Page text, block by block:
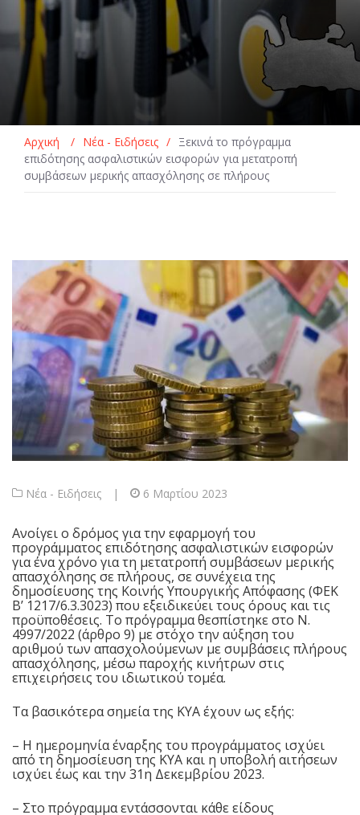
Αρχική / Νέα - Ειδήσεις / Ξεκινά το πρόγραμμα
επιδότησης ασφαλιστικών εισφορών για μετατροπή
συμβάσεων μερικής απασχόλησης σε πλήρους
Νέα - Ειδήσεις | 6 Μαρτίου 2023
Ανοίγει ο δρόμος για την εφαρμογή του
προγράμματος επιδότησης ασφαλιστικών εισφορών
για ένα χρόνο για τη μετατροπή συμβάσεων μερικής
απασχόλησης σε πλήρους, σε συνέχεια της
δημοσίευσης της Κοινής Υπουργικής Απόφασης (ΦΕΚ
Β’ 1217/6.3.3023) που εξειδικεύει τους όρους και τις
προϋποθέσεις. Το πρόγραμμα θεσπίστηκε στο Ν.
4997/2022 (άρθρο 9) με στόχο την αύξηση του
αριθμού των απασχολούμενων με συμβάσεις πλήρους
απασχόλησης, μέσω παροχής κινήτρων στις
επιχειρήσεις του ιδιωτικού τομέα.
Τα βασικότερα σημεία της ΚΥΑ έχουν ως εξής:
– Η ημερομηνία έναρξης του προγράμματος ισχύει
από τη δημοσίευση της ΚΥΑ και η υποβολή αιτήσεων
ισχύει έως και την 31η Δεκεμβρίου 2023.
– Στο πρόγραμμα εντάσσονται κάθε είδους